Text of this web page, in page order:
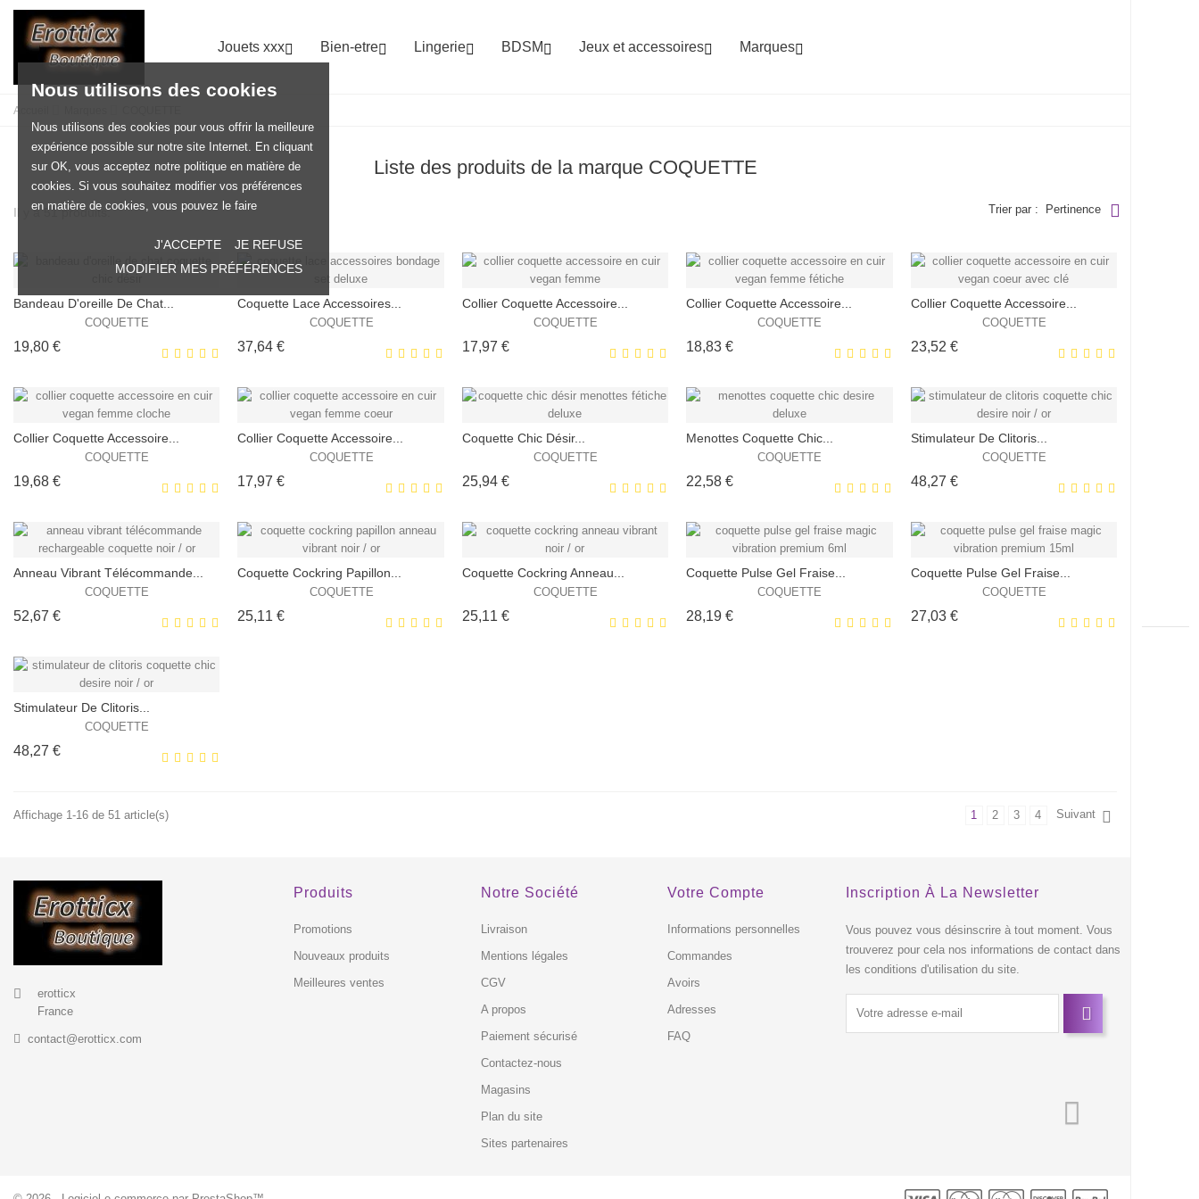
Nous utilisons des cookies
Nous utilisons des cookies pour vous offrir la meilleure
expérience possible sur notre site Internet. En cliquant
sur OK, vous acceptez notre politique en matière de
cookies. Si vous souhaitez modifier vos préférences
en matière de cookies, vous pouvez le faire
J'ACCEPTE
JE REFUSE
MODIFIER MES PRÉFÉRENCES
Jouets xxx Bien-etre Lingerie BDSM  Jeux et accessoires Marques
Accueil
Liste des produits de la marque COQUETTE
Il y a 51 produits. Trier par : Pertinence
Bandeau D'oreille De Chat...
COQUETTE
19,80 €Prix
Coquette Lace Accessoires...
COQUETTE
37,64 €Prix
Collier Coquette Accessoire...
COQUETTE
17,97 €Prix
Collier Coquette Accessoire...
COQUETTE
18,83 €Prix
Collier Coquette Accessoire...
COQUETTE
23,52 €Prix
Collier Coquette Accessoire...
COQUETTE
19,68 €Prix
Collier Coquette Accessoire...
COQUETTE
17,97 €Prix
Coquette Chic Désir...
COQUETTE
25,94 €Prix
Menottes Coquette Chic...
COQUETTE
22,58 €Prix
Stimulateur De Clitoris...
COQUETTE
48,27 €Prix
Anneau Vibrant Télécommande...
COQUETTE
52,67 €Prix
Coquette Cockring Papillon...
COQUETTE
25,11 €Prix
Coquette Cockring Anneau...
COQUETTE
25,11 €Prix
Coquette Pulse Gel Fraise...
COQUETTE
28,19 €Prix
Coquette Pulse Gel Fraise...
COQUETTE
27,03 €Prix
WEB !
HORS STOCK
Stimulateur De Clitoris...
COQUETTE
48,27 €Prix
Affichage 1-16 de 51 article(s) 1 2 3 4 Suivant 
erotticx
France
contact@erotticx.com
Produits
Promotions
Nouveaux produits
Meilleures ventes
Notre Société
Livraison
Mentions légales
CGV
A propos
Paiement sécurisé
Contactez-nous
Magasins
Plan du site
Sites partenaires
Votre Compte
Informations personnelles
Commandes
Avoirs
Adresses
FAQ
Inscription À La Newsletter
Vous pouvez vous désinscrire à tout moment. Vous
trouverez pour cela nos informations de contact dans
les conditions d'utilisation du site.